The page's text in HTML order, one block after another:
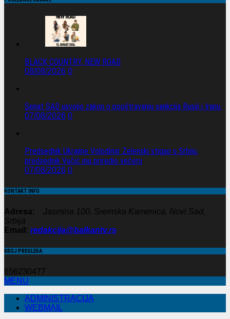
BLACK COUNTRY, NEW ROAD
08/08/2026 0
Senat SAD usvojio zakon o pooštravanju sankcija Rusiji i Iranu.
07/08/2026 0
Predsednik Ukrajine Volodimir Zelenski stigao u Srbiju,
predsednik Vučić mu priredio večeru
07/08/2026 0
KONTAKT INFO
Adresa:
Jasmina 100, Sremska Kamenica, Novi Sad,
Srbija
Email: redakcija@balkantv.rs
BROJ PREGLEDA
656230477
MENU
ADMINISTRACIJA
WEBMAIL